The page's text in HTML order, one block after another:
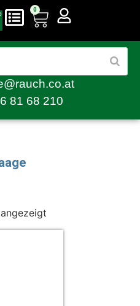
0
81 68 210